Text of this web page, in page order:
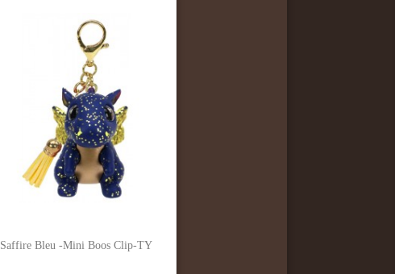
Saffire Bleu -Mini Boos Clip-TY